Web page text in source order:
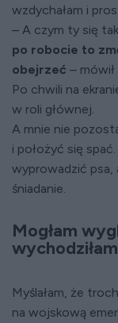
wzdychałam i
– A czym ty się tak
po robocie to
obejrzeć –
Po chwili na
w roli głównej.
A mnie nie
i położyć się
wyprowadzić
śniadanie.
Mogłam
Myślałam, że
na wojskową